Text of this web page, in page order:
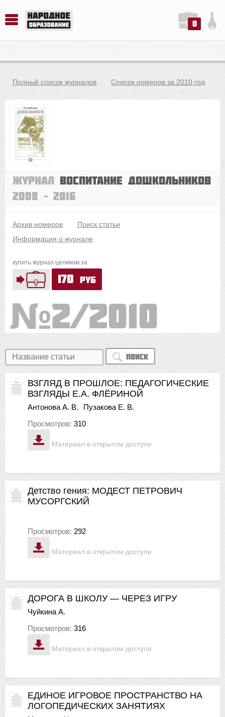
0
Полный список журналов Список номеров за 2010 год
Журнал Воспитание дошкольников
2008 – 2016
Архив номеров
Поиск статьи
Информация о журнале
купить журнал целиком за
170 руб
2/2010
Поиск
Материал в открытом доступе
ВЗГЛЯД В ПРОШЛОЕ: ПЕДАГОГИЧЕСКИЕ
ВЗГЛЯДЫ Е.А. ФЛЁРИНОЙ
Антонова А. В.
Пузакова Е. В.
Просмотров: 310
Материал в открытом доступе
Детство гения: МОДЕСТ ПЕТРОВИЧ
МУСОРГСКИЙ
Просмотров: 292
Материал в открытом доступе
ДОРОГА В ШКОЛУ — ЧЕРЕЗ ИГРУ
Чуйкина А.
Просмотров: 316
ЕДИНОЕ ИГРОВОЕ ПРОСТРАНСТВО НА
ЛОГОПЕДИЧЕСКИХ ЗАНЯТИЯХ